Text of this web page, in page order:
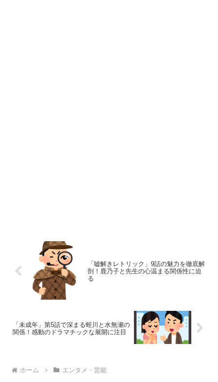
「嘘解きレトリック」9話の魅力を徹底解
剖！鹿乃子と先生の心温まる関係性に迫
る
「未成年」第5話で深まる蛭川と水無瀬の
関係！感動のドラマチックな展開に注目
ホーム エンタメ・芸能